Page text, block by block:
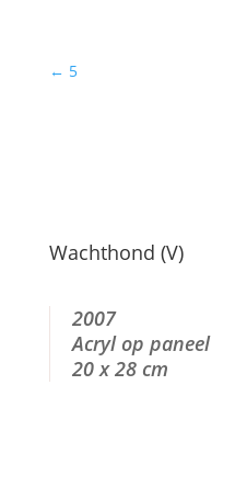
← 5
Wachthond (V)
2007
Acryl op paneel
20 x 28 cm